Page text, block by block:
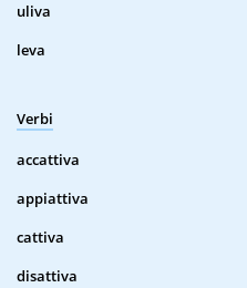
uliva
leva
Verbi
accattiva
appiattiva
cattiva
disattiva